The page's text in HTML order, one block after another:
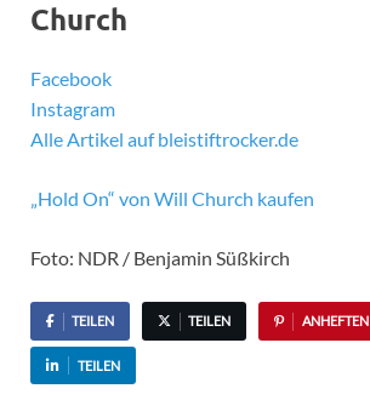
Church
Facebook
Instagram
Alle Artikel auf bleistiftrocker.de
„Hold On“ von Will Church kaufen
Foto: NDR / Benjamin Süßkirch
TEILEN TEILEN ANHEFTEN
TEILEN